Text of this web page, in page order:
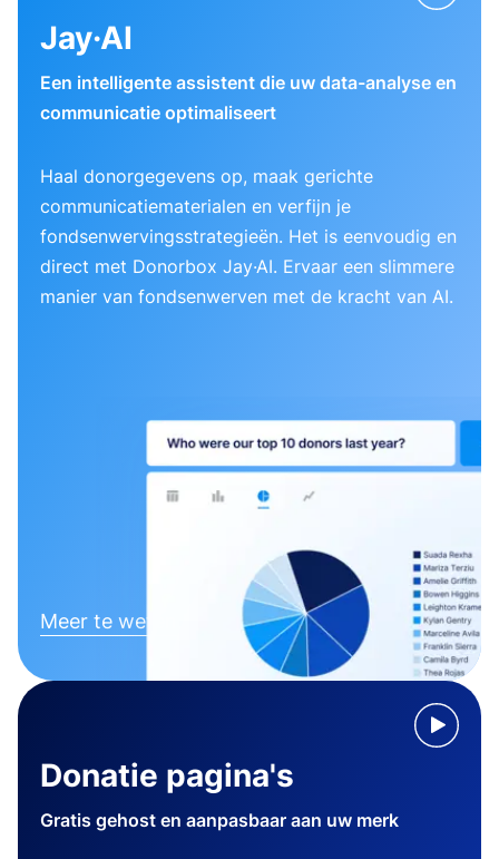
Jay·AI
Een intelligente assistent die uw data-analyse en
communicatie optimaliseert
Haal donorgegevens op, maak gerichte
communicatiematerialen en verfijn je
fondsenwervingsstrategieën. Het is eenvoudig en
direct met Donorbox Jay·AI. Ervaar een slimmere
manier van fondsenwerven met de kracht van AI.
Meer te weten komen
Donatie pagina's
Gratis gehost en aanpasbaar aan uw merk